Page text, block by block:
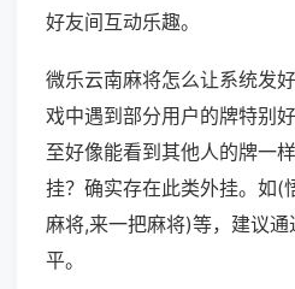
好友间互动乐趣。
微乐云南麻将怎么让系统发
戏中遇到部分用户的牌特别
至好像能看到其他人的牌一
挂？确实存在此类外挂。如(
麻将,来一把麻将)等，建议
平。